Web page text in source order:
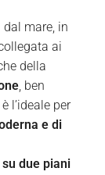
mare, in
ai
della
, ben
l’ideale per
e di
due piani